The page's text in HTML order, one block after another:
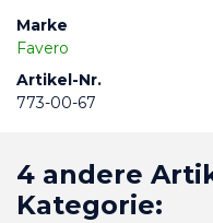
Marke
Favero
Artikel-Nr.
773-00-67
4 andere
Kategorie: